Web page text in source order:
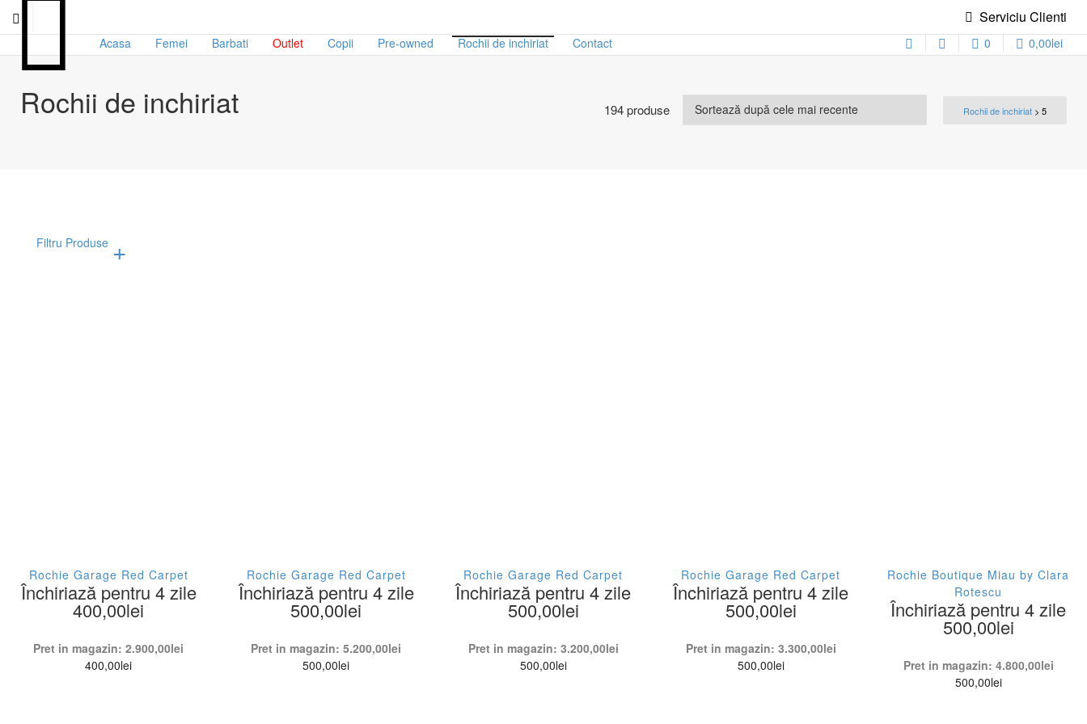
Serviciu Clienti
Acasa Femei Barbati Outlet Copii Pre-owned Rochii de inchiriat Contact 0 0,00lei
Rochii de inchiriat Rochii de inchiriat > 5
194 produse
Filtru Produse
Patrizia Pepe
Pinko
Versace
44
46
L/XL
De seara
Rochie Garage Red Carpet
Închiriază pentru 4 zile
400,00lei
Pret in magazin:2.900,00lei
400,00lei
Rochie Garage Red Carpet
Închiriază pentru 4 zile
500,00lei
Pret in magazin:5.200,00lei
500,00lei
Rochie Garage Red Carpet
Închiriază pentru 4 zile
500,00lei
Pret in magazin: 3.200,00lei
500,00lei
Rochie Garage Red Carpet
Închiriază pentru 4 zile
500,00lei
Pret in magazin: 3.300,00lei
500,00lei
Rochie Boutique Miau by Clara
Rotescu
Închiriază pentru 4 zile
500,00lei
Pret in magazin: 4.800,00lei
500,00lei